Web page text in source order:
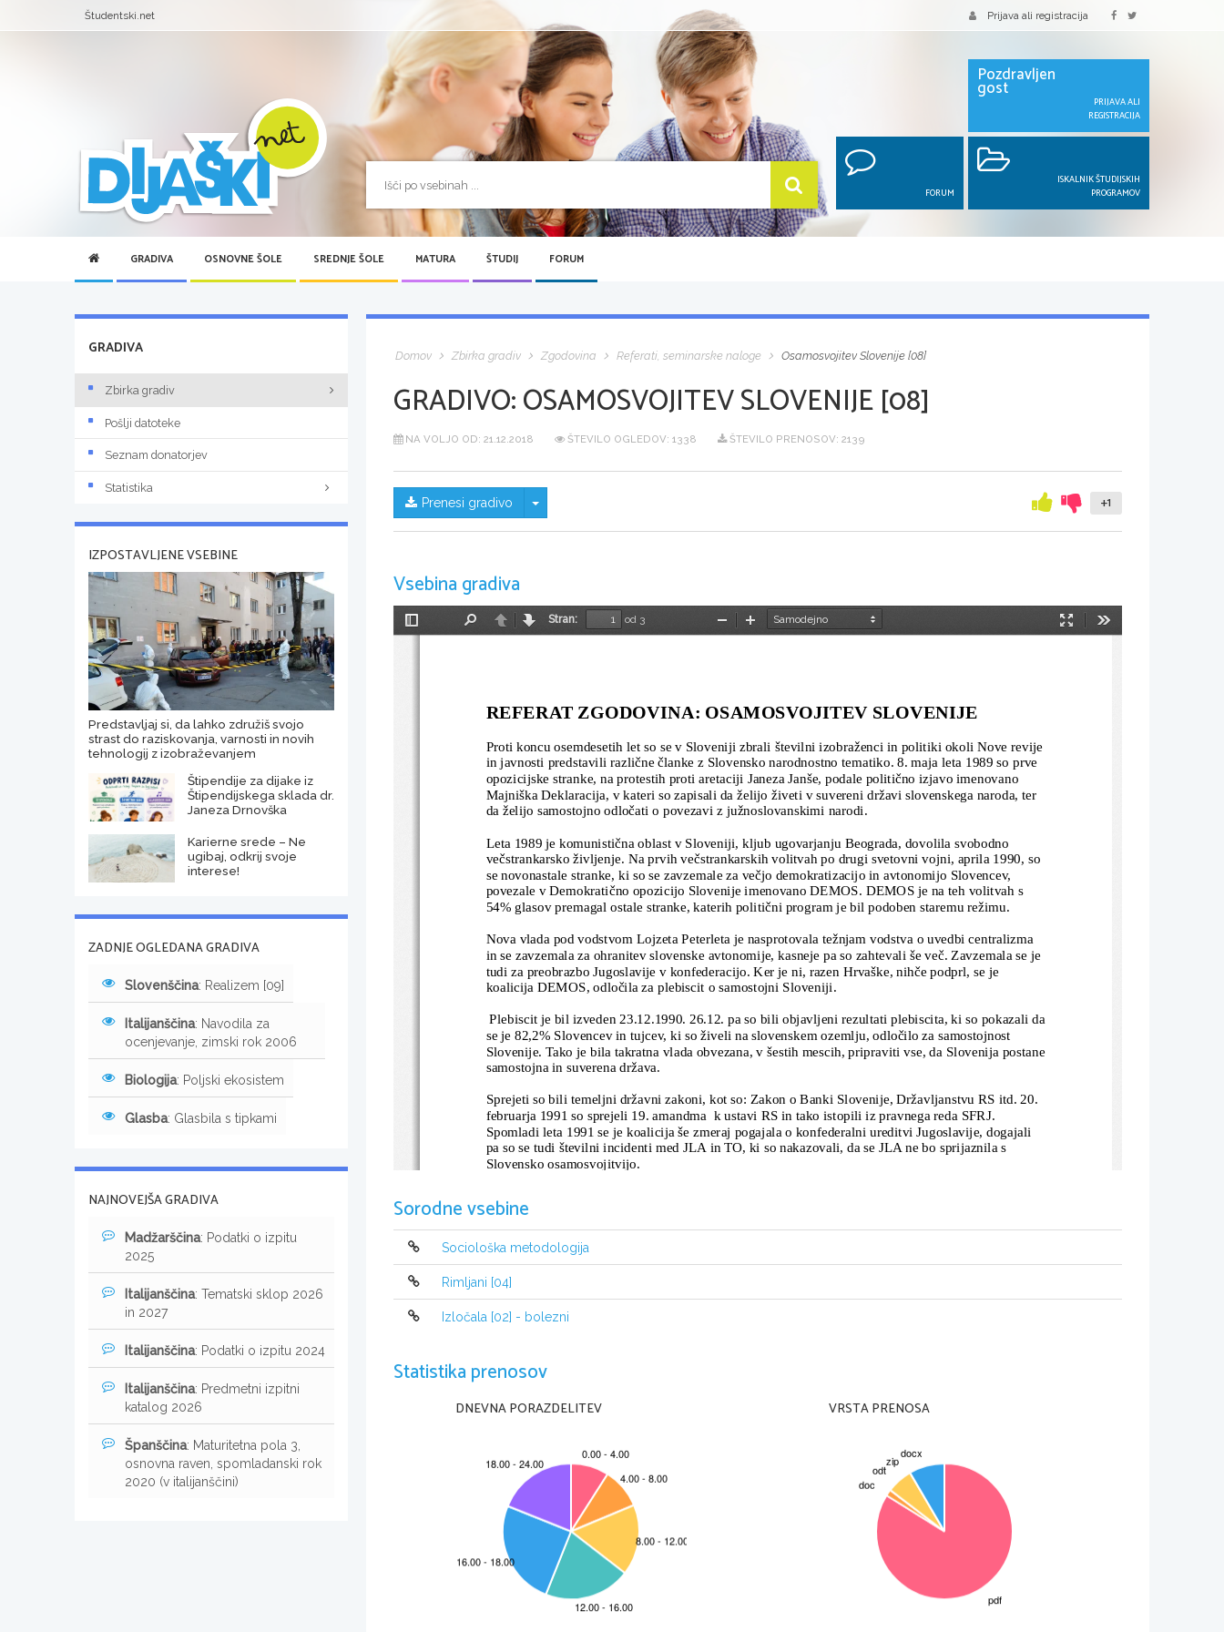
Študentski.net Prijava ali registracija
Pozdravljen
gost
PRIJAVA ALI
REGISTRACIJA
FORUM
ISKALNIK ŠTUDIJSKIH
PROGRAMOV
GRADIVA OSNOVNE ŠOLE SREDNJE ŠOLE MATURA ŠTUDIJ FORUM
Domov Zbirka gradiv Zgodovina Referati, seminarske naloge Osamosvojitev Slovenije [08]
GRADIVO:OSAMOSVOJITEV SLOVENIJE [08]
NA VOLJO OD: 21.12.2018 ŠTEVILO OGLEDOV: 1338 ŠTEVILO PRENOSOV: 2139
Prenesi gradivo Skrij/prikaži meni +1
Vsebina gradiva
Preklopi
NazajNaprej
Stran:
od 3
Način
PomanjšajPovečaj
REFERAT ZGODOVINA: OSAMOSVOJITEV SLOVENIJE
Proti koncu osemdesetih let so se v Sloveniji zbrali številni izobraženci in politiki okoli Nove revije
in javnosti predstavili različne članke z Slovensko narodnostno tematiko. 8. maja leta 1989 so prve
opozicijske stranke, na protestih proti aretaciji Janeza Janše, podale politično izjavo imenovano
Majniška Deklaracija, v kateri so zapisali da želijo živeti v suvereni državi slovenskega naroda, ter
da želijo samostojno odločati o povezavi z južnoslovanskimi narodi.
Leta 1989 je komunistična oblast v Sloveniji, kljub ugovarjanju Beograda, dovolila svobodno
večstrankarsko življenje. Na prvih večstrankarskih volitvah po drugi svetovni vojni, aprila 1990, so
se novonastale stranke, ki so se zavzemale za večjo demokratizacijo in avtonomijo Slovencev,
povezale v Demokratično opozicijo Slovenije imenovano DEMOS. DEMOS je na teh volitvah s
54% glasov premagal ostale stranke, katerih politični program je bil podoben staremu režimu.
Nova vlada pod vodstvom Lojzeta Peterleta je nasprotovala težnjam vodstva o uvedbi centralizma
in se zavzemala za ohranitev slovenske avtonomije, kasneje pa so zahtevali še več. Zavzemala se je
tudi za preobrazbo Jugoslavije v konfederacijo. Ker je ni, razen Hrvaške, nihče podprl, se je
koalicija DEMOS, odločila za plebiscit o samostojni Sloveniji.
Plebiscit je bil izveden 23.12.1990. 26.12. pa so bili objavljeni rezultati plebiscita, ki so pokazali da
se je 82,2% Slovencev in tujcev, ki so živeli na slovenskem ozemlju, odločilo za samostojnost
Slovenije. Tako je bila takratna vlada obvezana, v šestih mescih, pripraviti vse, da Slovenija postane
samostojna in suverena država.
Sprejeti so bili temeljni državni zakoni, kot so: Zakon o Banki Slovenije, Državljanstvu RS itd. 20.
februarja 1991 so sprejeli 19. amandma  k ustavi RS in tako istopili iz pravnega reda SFRJ.
Spomladi leta 1991 se je koalicija še zmeraj pogajala o konfederalni ureditvi Jugoslavije, dogajali
pa so se tudi številni incidenti med JLA in TO, ki so nakazovali, da se JLA ne bo sprijaznila s
Slovensko osamosvojitvijo.
učnih centrov v Pekrah in na Igu, Slovenske oblasti tega niso hotele storiti. JLA je v
vojašnice poslala okrepitve, v bližino učnih centrov, pa je začela pošiljati izvidnike. 23. maja so
teritorialci zajeli dva izvidnika, vendar so ju takoj izpustili. Kljub temu je JLA učni center obkolila.
Ker so imeli po pozivanju k predaji enote, ki je ujela izvidnika, teritorialci namen z orožjem braniti
učni center, je JLA v Pekre poslala okrepitve. Zvečer so se začela pogajanja, na katerih sta
sodelovala tudi 2 člana TO, ki so ju sredi pogajanj nasilno odvedli v vojaški zapor. Lokalni
Nato je oklepnik zapeljal v množico in tam do smrti povozil Josefa Šimčika.
o neodvisnosti RS in ustavni zakon. Naslednjega dne je bila svečana razglasitev državne
jugoslovanska vlada in jo je poskušala preprečiti z akcijo jugoslovanske armade. JA v Sloveniji je
Začela se je desetdnevna vojna.
Kljub temu, da se je vojna začela 27. junija, je JLA že dan prej začela okupirati primorsko.
Četrtek, 27.6.
Ponoči so začele enote JLA prodirati proti mejnim prehodom in letališču Brnik. Na poti so se
Sorodne vsebine
Sociološka metodologija
Rimljani [04]
Izločala [02] - bolezni
Statistika prenosov
DNEVNA PORAZDELITEV VRSTA PRENOSA
GRADIVA
Zbirka gradiv
Pošlji datoteke
Seznam donatorjev
Statistika
IZPOSTAVLJENE VSEBINE
Predstavljaj si, da lahko združiš svojo
strast do raziskovanja, varnosti in novih
tehnologij z izobraževanjem
Štipendije za dijake iz
Štipendijskega sklada dr.
Janeza Drnovška
Karierne srede – Ne
ugibaj, odkrij svoje
interese!
ZADNJE OGLEDANA GRADIVA
Slovenščina: Realizem [09]
Italijanščina: Navodila za
ocenjevanje, zimski rok 2006
Biologija: Poljski ekosistem
Glasba: Glasbila s tipkami
NAJNOVEJŠA GRADIVA
Madžarščina: Podatki o izpitu
2025
Italijanščina: Tematski sklop 2026
in 2027
Italijanščina: Podatki o izpitu 2024
Italijanščina: Predmetni izpitni
katalog 2026
Španščina: Maturitetna pola 3,
osnovna raven, spomladanski rok
2020 (v italijanščini)